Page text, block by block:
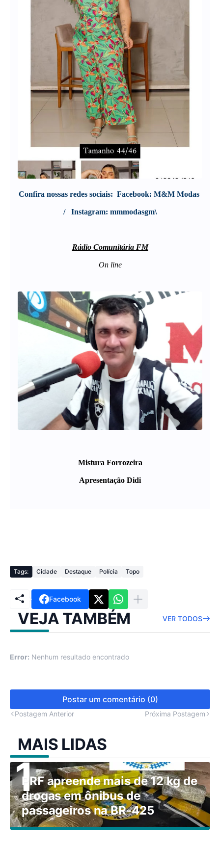
Confira nossas redes sociais: Facebook: M&M Modas
/ Instagram: mmmodasgm\
Rádio Comunitária FM
On line
Mistura Forrozeira
Apresentação Didi
Tags: Cidade Destaque Polícia Topo
Facebook
VEJA TAMBÉM VER TODOS
Error: Nenhum resultado encontrado
Postar um comentário (0)
Postagem Anterior Próxima Postagem
MAIS LIDAS
PRF apreende mais de 12 kg de
drogas em ônibus de
passageiros na BR-425